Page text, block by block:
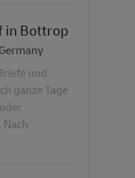
in Bottrop
und
ganze Tage